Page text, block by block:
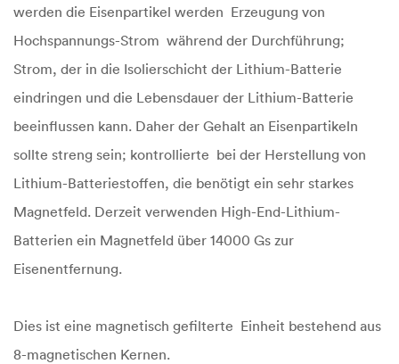
werden die Eisenpartikel werden Erzeugung von
Hochspannungs-Strom während der Durchführung;
Strom, der in die Isolierschicht der Lithium-Batterie
eindringen und die Lebensdauer der Lithium-Batterie
beeinflussen kann. Daher der Gehalt an Eisenpartikeln
sollte streng sein; kontrollierte bei der Herstellung von
Lithium-Batteriestoffen, die benötigt ein sehr starkes
Magnetfeld. Derzeit verwenden High-End-Lithium-
Batterien ein Magnetfeld über 14000 Gs zur
Eisenentfernung.
Dies ist eine magnetisch gefilterte Einheit bestehend aus
8-magnetischen Kernen.